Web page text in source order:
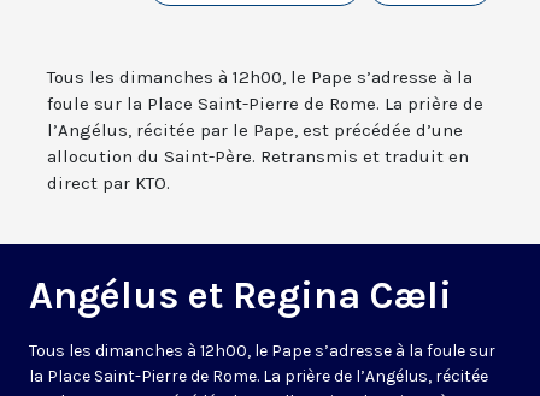
Tous les dimanches à 12h00, le Pape s’adresse à la
foule sur la Place Saint-Pierre de Rome. La prière de
l’Angélus, récitée par le Pape, est précédée d’une
allocution du Saint-Père. Retransmis et traduit en
direct par KTO.
Angélus et Regina Cæli
Tous les dimanches à 12h00, le Pape s’adresse à la foule sur
la Place Saint-Pierre de Rome. La prière de l’Angélus, récitée